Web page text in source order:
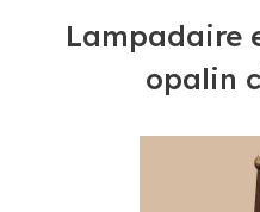
Lampadaire
opalin